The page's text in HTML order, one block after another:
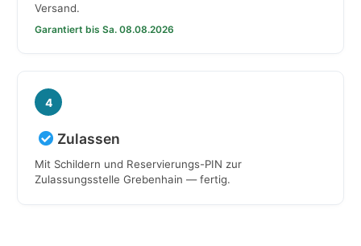
Versand.
Garantiert bis Sa. 08.08.2026
4
Zulassen
Mit Schildern und Reservierungs-PIN zur
Zulassungsstelle Grebenhain — fertig.